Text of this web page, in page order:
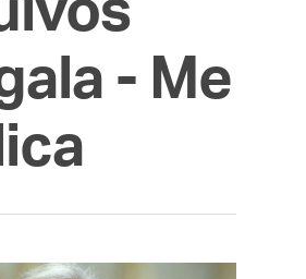
- Me